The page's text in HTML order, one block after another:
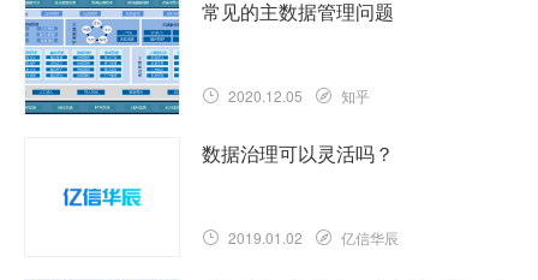
常见的主数据管理问题
2020.12.05 知乎
数据治理可以灵活吗？
2019.01.02 亿信华辰